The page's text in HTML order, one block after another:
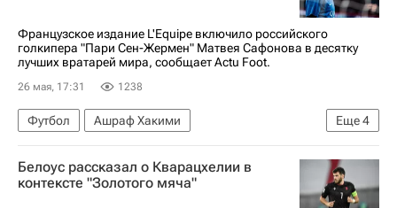
АПЛ 2026-2027 (Чемпионат Англии по футболу)
Чемпионат Франции по футболу (Лига 1)
Спорт — видео
Авторы РИА Новости Спорт
Материалы РИА Спорт
Микель Артета
Усман Дембеле
Французское издание L'Equipe включило российского
голкипера "Пари Сен-Жермен" Матвея Сафонова в десятку
лучших вратарей мира, сообщает Actu Foot.
26 мая, 17:31 1238
Еще4
Футбол
Ашраф Хакими
Пари Сен-Жермен (ПСЖ)
Усман Дембеле
Матвей Сафонов
Спорт
Белоус рассказал о Кварацхелии в
контексте "Золотого мяча"